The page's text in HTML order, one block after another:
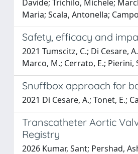
Davide; Trichilo, Michele;
Maria; Scala, Antonella;
Safety, efficacy and
2021 Tumscitz, C.; Di Cesare,
Marco, M.; Cerrato, E.; Pierini,
Snuffbox approach for
2021 Di Cesare, A.; Tonet, E.;
Transcatheter Aortic
Registry
2026 Kumar, Sant; Pershad,